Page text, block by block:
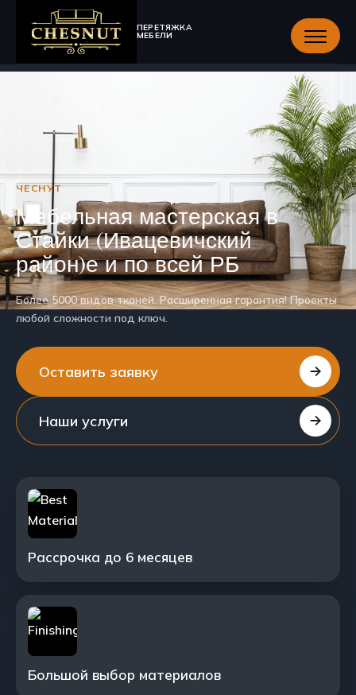
ПЕРЕТЯЖКА
МЕБЕЛИ
ЧЕСНУТ
Мебельная мастерская в
Стайки (Ивацевичский
район)е и по всей РБ
Более 5000 видов тканей. Расширенная гарантия! Проекты
любой сложности под ключ.
Оставить заявку
Наши услуги
Рассрочка до 6 месяцев
Большой выбор материалов